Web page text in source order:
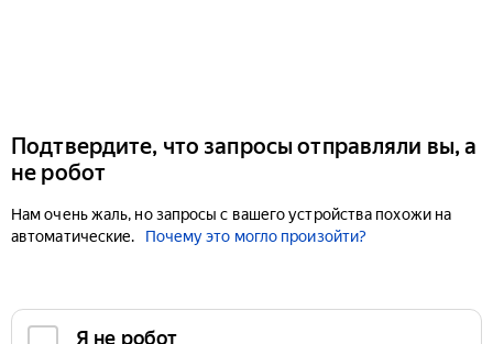
Подтвердите, что запросы отправляли вы, а
не робот
Нам очень жаль, но запросы с вашего устройства похожи на
автоматические.
Почему это могло произойти?